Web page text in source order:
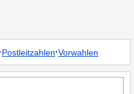
·Postleitzahlen·Vorwahlen